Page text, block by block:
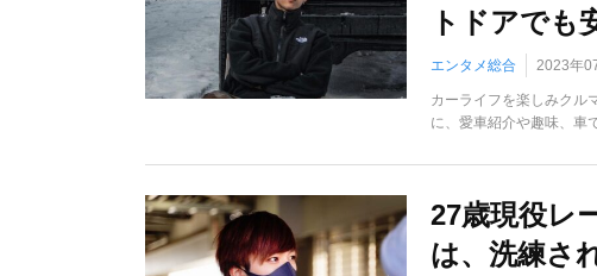
トドアでも
エンタメ総合 2023年
カーライフを楽しみクル
に、愛車紹介や趣味、車
27歳現役レ
は、洗練さ